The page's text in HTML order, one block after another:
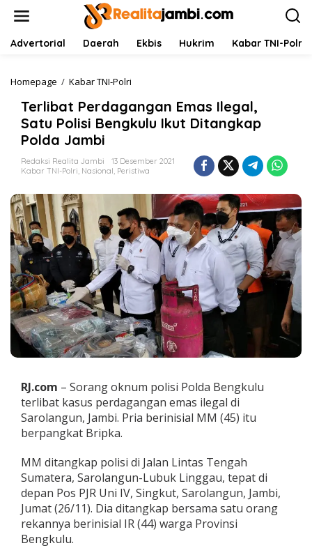
Advertorial Daerah Ekbis Hukrim Kabar TNI-Polri
Homepage / Kabar TNI-Polri
r
l
i
a
t
e
r
d
a
g
a
n
g
a
E
m
a
s
l
e
g
a
S
a
t
u
P
o
Terlibat Perdagangan Emas Ilegal,
Satu Polisi Bengkulu Ikut Ditangkap
Polda Jambi
Redaksi Realita Jambi
13 Desember 2021
Kabar TNI-Polri, Nasional, Peristiwa
RJ.com – Sorang oknum polisi Polda Bengkulu
terlibat kasus perdagangan emas ilegal di
Sarolangun, Jambi. Pria berinisial MM (45) itu
berpangkat Bripka.
MM ditangkap polisi di Jalan Lintas Tengah
Sumatera, Sarolangun-Lubuk Linggau, tepat di
depan Pos PJR Uni IV, Singkut, Sarolangun, Jambi,
Jumat (26/11). Dia ditangkap bersama satu orang
rekannya berinisial IR (44) warga Provinsi
Bengkulu.